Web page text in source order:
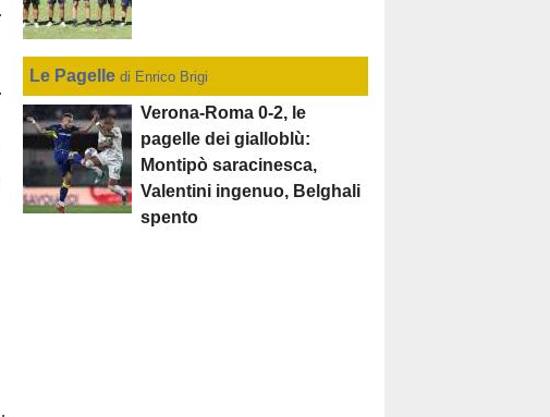
Le Pagelle di Enrico Brigi
Verona-Roma 0-2, le
pagelle dei gialloblù:
Montipò saracinesca,
Valentini ingenuo, Belghali
spento